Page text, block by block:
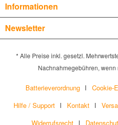
Informationen
Newsletter
* Alle Preise inkl. gesetzl.
Nachnahmegebühren,
Batterieverordnung Cookie-
Hilfe / Support
Kontakt
Widerrufsrecht